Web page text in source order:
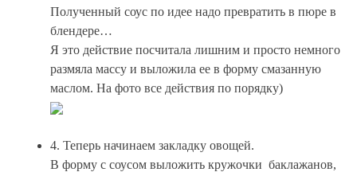
Полученный соус по идее надо превратить в пюре в
блендере…
Я это действие посчитала лишним и просто немного
размяла массу и выложила ее в форму смазанную
маслом. На фото все действия по порядку)
4. Теперь начинаем закладку овощей.
В форму с соусом выложить кружочки баклажанов,